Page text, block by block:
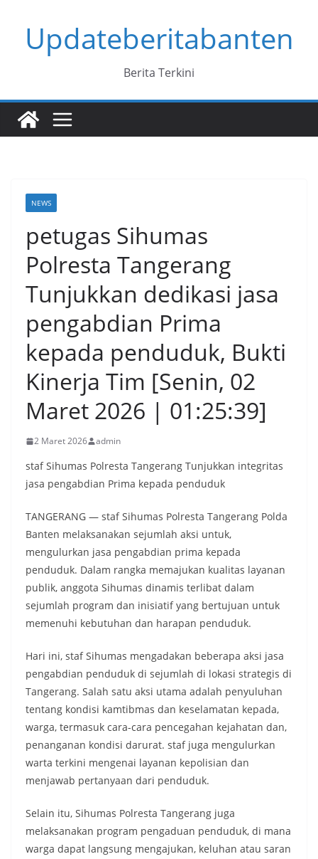
contentUpdateberitabanten
Berita Terkini
NEWS
petugas Sihumas
Polresta Tangerang
Tunjukkan dedikasi jasa
pengabdian Prima
kepada penduduk, Bukti
Kinerja Tim [Senin, 02
Maret 2026 | 01:25:39]
2 Maret 2026 admin
staf Sihumas Polresta Tangerang Tunjukkan integritas
jasa pengabdian Prima kepada penduduk
TANGERANG — staf Sihumas Polresta Tangerang Polda
Banten melaksanakan sejumlah aksi untuk,
mengulurkan jasa pengabdian prima kepada
penduduk. Dalam rangka memajukan kualitas layanan
publik, anggota Sihumas dinamis terlibat dalam
sejumlah program dan inisiatif yang bertujuan untuk
memenuhi kebutuhan dan harapan penduduk.
Hari ini, staf Sihumas mengadakan beberapa aksi jasa
pengabdian penduduk di sejumlah di lokasi strategis di
Tangerang. Salah satu aksi utama adalah penyuluhan
tentang kondisi kamtibmas dan keselamatan kepada,
warga, termasuk cara-cara pencegahan kejahatan dan,
penanganan kondisi darurat. staf juga mengulurkan
warta terkini mengenai layanan kepolisian dan
menjawab pertanyaan dari penduduk.
Selain itu, Sihumas Polresta Tangerang juga
melaksanakan program pengaduan penduduk, di mana
warga dapat langsung mengajukan, keluhan atau saran